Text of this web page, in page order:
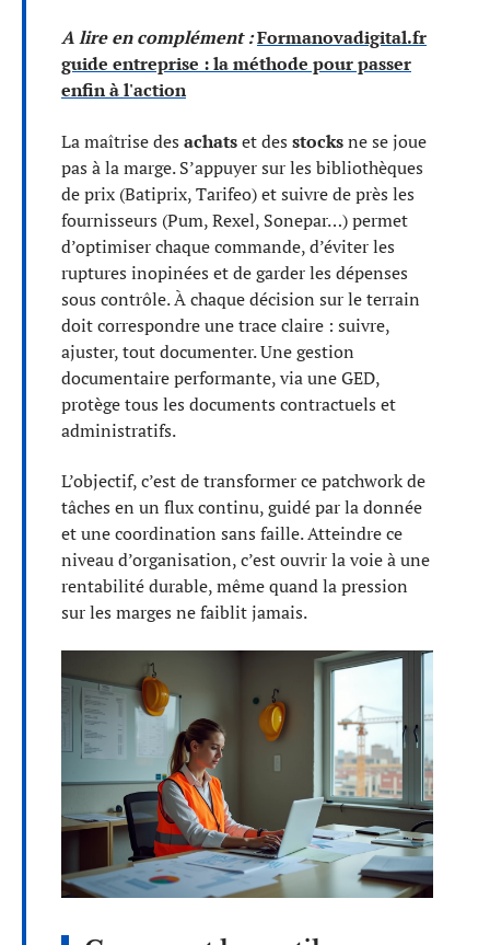
A lire en complément :Formanovadigital.fr
guide entreprise : la méthode pour passer
enfin à l'action
La maîtrise des achatset des stocksne se joue
pas à la marge. S’appuyer sur les bibliothèques
de prix (Batiprix, Tarifeo) et suivre de près les
fournisseurs (Pum, Rexel, Sonepar…) permet
d’optimiser chaque commande, d’éviter les
ruptures inopinées et de garder les dépenses
sous contrôle. À chaque décision sur le terrain
doit correspondre une trace claire : suivre,
ajuster, tout documenter. Une gestion
documentaire performante, via une GED,
protège tous les documents contractuels et
administratifs.
L’objectif, c’est de transformer ce patchwork de
tâches en un flux continu, guidé par la donnée
et une coordination sans faille. Atteindre ce
niveau d’organisation, c’est ouvrir la voie à une
rentabilité durable, même quand la pression
sur les marges ne faiblit jamais.